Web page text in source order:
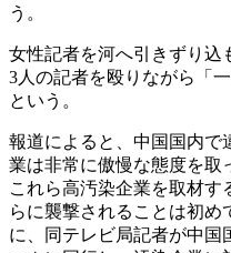
う。
女性記者を河へ引きずり込
3人の記者を殴りながら「
という。
報道によると、中国国内で
業は非常に傲慢な態度を取
これら高汚染企業を取材す
らに襲撃されることは初
に、同テレビ局記者が中国